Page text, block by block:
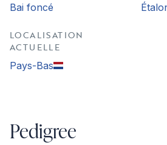
Bai foncé
LOCALISATION
ACTUELLE
Pays-Bas
Pedigree